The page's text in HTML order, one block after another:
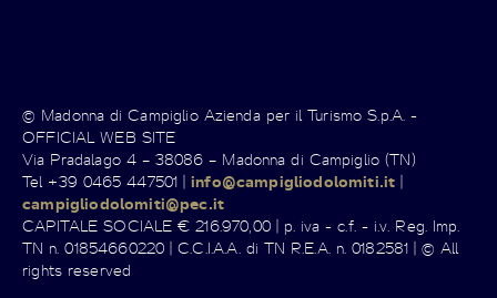
© Madonna di Campiglio Azienda per il Turismo S.p.A. -
OFFICIAL WEB SITE
Via Pradalago 4 – 38086 – Madonna di Campiglio (TN)
Tel +39 0465 447501 |info@campigliodolomiti.it |
campigliodolomiti@pec.it
CAPITALE SOCIALE € 216.970,00 | p. iva - c.f. - i.v. Reg. Imp.
TN n. 01854660220 | C.C.I.A.A. di TN R.E.A. n. 0182581 | © All
rights reserved